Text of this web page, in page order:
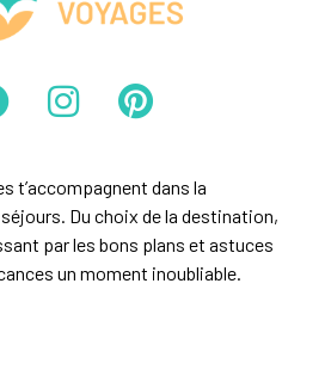
t’accompagnent dans la
Du choix de la destination,
par les bons plans et astuces
un moment inoubliable.